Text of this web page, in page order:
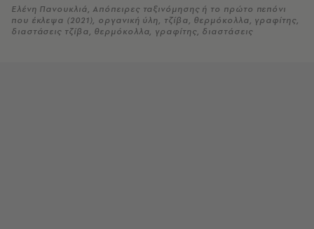
Ελένη Πανουκλιά, Απόπειρες ταξινόμησης ή το πρώτο πεπόνι
που έκλεψα (2021), oργανική ύλη, τζίβα, θερμόκολλα, γραφίτης,
διαστάσεις τζίβα, θερμόκολλα, γραφίτης, διαστάσεις